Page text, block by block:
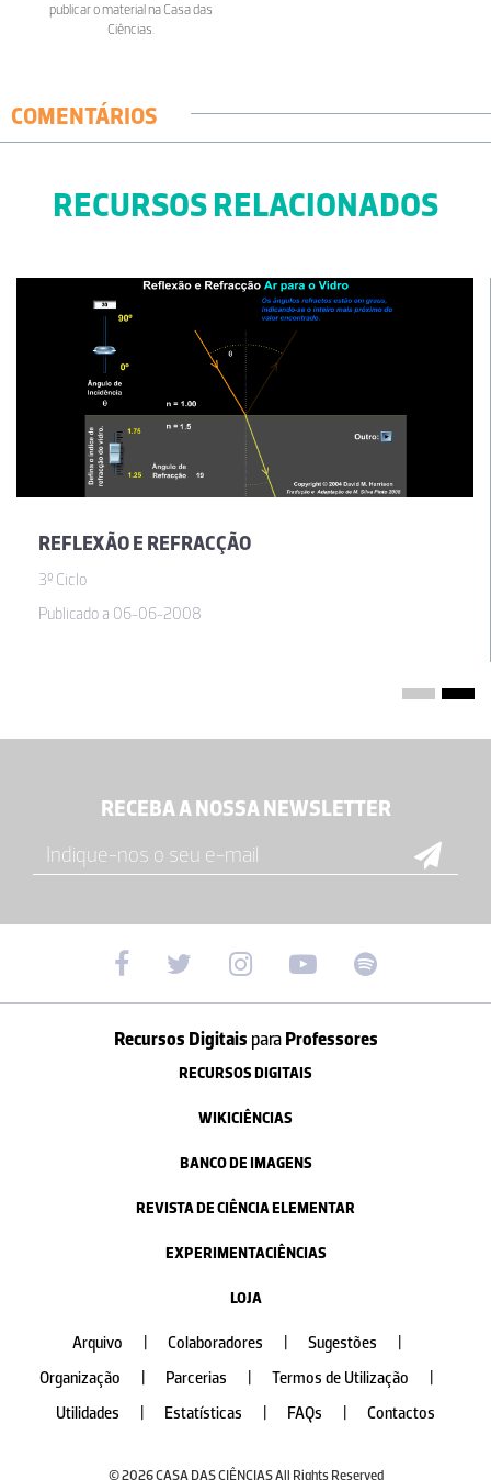
publicar o material na Casa das
Ciências.
COMENTÁRIOS
RECURSOS RELACIONADOS
REFLEXÃO E REFRACÇÃO
3º Ciclo
Publicado a 06-06-2008
RECEBA A NOSSA NEWSLETTER
Recursos Digitais paraProfessores
RECURSOS DIGITAIS
WIKICIÊNCIAS
BANCO DE IMAGENS
REVISTA DE CIÊNCIA ELEMENTAR
EXPERIMENTACIÊNCIAS
LOJA
Arquivo Colaboradores Sugestões
Organização
Parcerias Termos de Utilização
Utilidades
Estatísticas FAQs Contactos
© 2026 CASA DAS CIÊNCIAS All Rights Reserved